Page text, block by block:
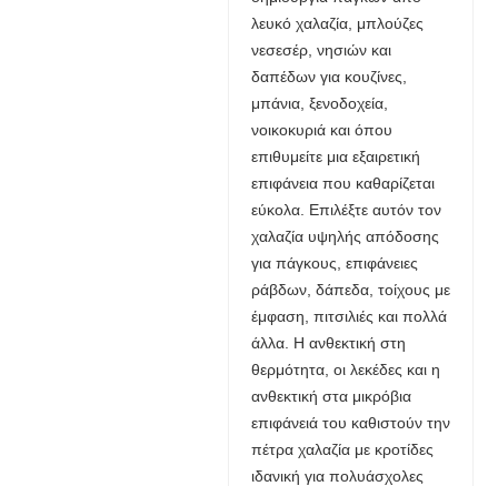
λευκό χαλαζία, μπλούζες
νεσεσέρ, νησιών και
δαπέδων για κουζίνες,
μπάνια, ξενοδοχεία,
νοικοκυριά και όπου
επιθυμείτε μια εξαιρετική
επιφάνεια που καθαρίζεται
εύκολα. Επιλέξτε αυτόν τον
χαλαζία υψηλής απόδοσης
για πάγκους, επιφάνειες
ράβδων, δάπεδα, τοίχους με
έμφαση, πιτσιλιές και πολλά
άλλα. Η ανθεκτική στη
θερμότητα, οι λεκέδες και η
ανθεκτική στα μικρόβια
επιφάνειά του καθιστούν την
πέτρα χαλαζία με κροτίδες
ιδανική για πολυάσχολες